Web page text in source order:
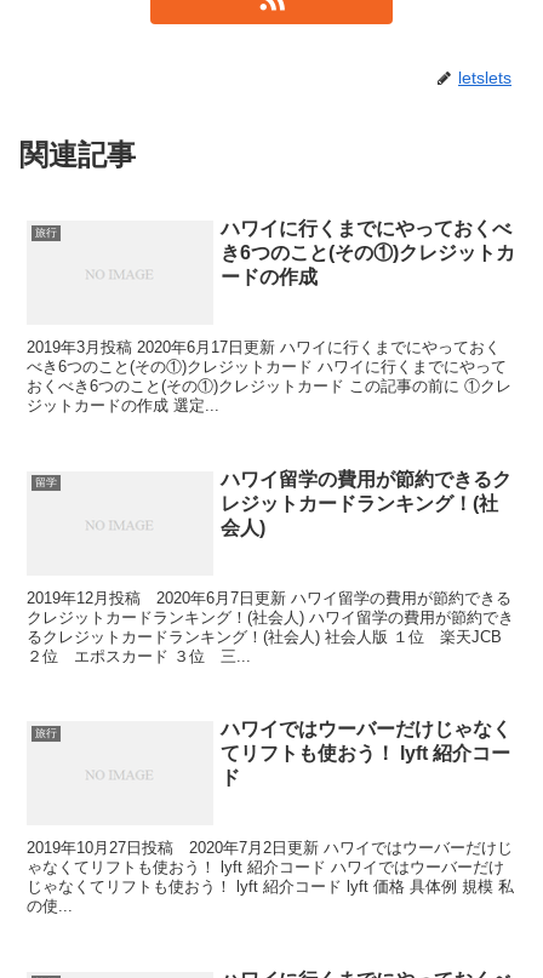
letslets
関連記事
旅行
ハワイに行くまでにやっておくべ
き6つのこと(その①)クレジットカ
ードの作成
2019年3月投稿 2020年6月17日更新 ハワイに行くまでにやっておく
べき6つのこと(その①)クレジットカード ハワイに行くまでにやって
おくべき6つのこと(その①)クレジットカード この記事の前に ①クレ
ジットカードの作成 選定...
留学
ハワイ留学の費用が節約できるク
レジットカードランキング！(社
会人)
2019年12月投稿 2020年6月7日更新 ハワイ留学の費用が節約できる
クレジットカードランキング！(社会人) ハワイ留学の費用が節約でき
るクレジットカードランキング！(社会人) 社会人版 １位 楽天JCB
２位 エポスカード ３位 三...
旅行
ハワイではウーバーだけじゃなく
てリフトも使おう！ lyft 紹介コー
ド
2019年10月27日投稿 2020年7月2日更新 ハワイではウーバーだけじ
ゃなくてリフトも使おう！ lyft 紹介コード ハワイではウーバーだけ
じゃなくてリフトも使おう！ lyft 紹介コード lyft 価格 具体例 規模 私
の使...